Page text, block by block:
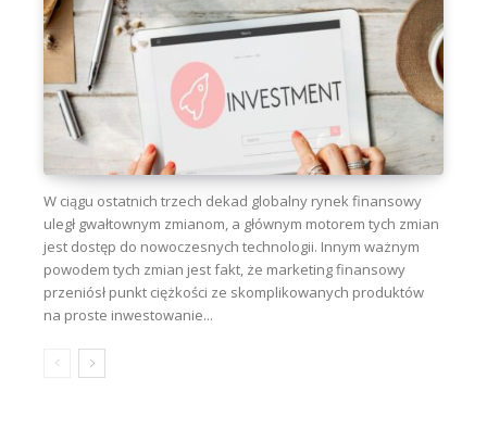
W ciągu ostatnich trzech dekad globalny rynek finansowy
uległ gwałtownym zmianom, a głównym motorem tych zmian
jest dostęp do nowoczesnych technologii. Innym ważnym
powodem tych zmian jest fakt, że marketing finansowy
przeniósł punkt ciężkości ze skomplikowanych produktów
na proste inwestowanie...